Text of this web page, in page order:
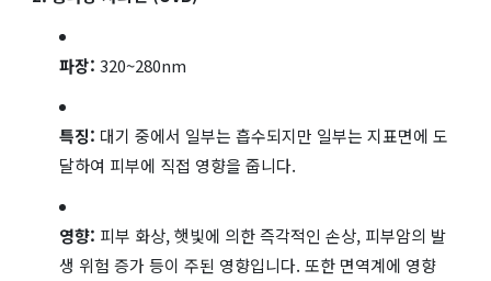
파장: 320~280nm
특징: 대기 중에서 일부는 흡수되지만 일부는 지표면에 도
달하여 피부에 직접 영향을 줍니다.
영향: 피부 화상, 햇빛에 의한 즉각적인 손상, 피부암의 발
생 위험 증가 등이 주된 영향입니다. 또한 면역계에 영향